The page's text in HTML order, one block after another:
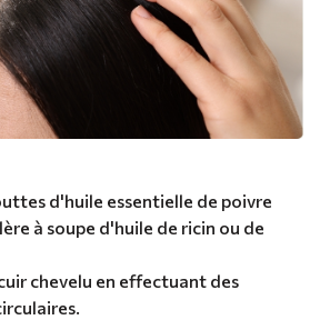
d'huile essentielle de poivre
à soupe d'huile de ricin ou de
chevelu en effectuant des